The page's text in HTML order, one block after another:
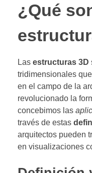
¿Qué
Las estructuras 3D
tridimensionales
en el campo de la
revolucionado la
concebimos las
través de estas
arquitectos pueden
en visualizaciones